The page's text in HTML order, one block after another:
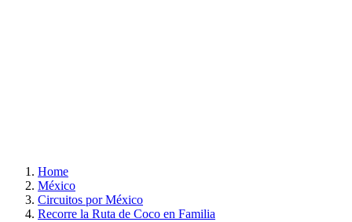
Home
México
Circuitos por México
Recorre la Ruta de Coco en Familia